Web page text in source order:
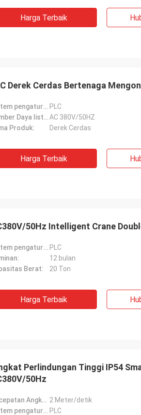
Harga Terbaik
Derek Cerdas Bertenaga
Sistem pengaturan: PLC
Sumber Daya listrik:AC 380V/50HZ
Produk:
Derek Cerdas
Harga Terbaik
50Hz Intelligent Crane
Sistem pengaturan: PLC
12 bulan
Berat:
20 Ton
Harga Terbaik
Perlindungan Tinggi IP54
50Hz
Kecepatan Angkat: 2 Meter/detik
Sistem pengaturan: PLC